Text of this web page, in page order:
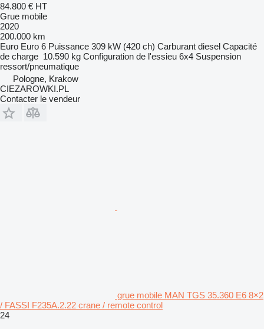
84.800 € HT
Grue mobile
2020
200.000 km
Euro Euro 6 Puissance 309 kW (420 ch) Carburant diesel Capacité
de charge 10.590 kg Configuration de l'essieu 6x4 Suspension
ressort/pneumatique
Pologne, Krakow
CIEZAROWKI.PL
Contacter le vendeur
grue mobile MAN TGS 35.360 E6 8×2
/ FASSI F235A.2.22 crane / remote control
24